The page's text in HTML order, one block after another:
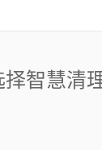
智慧清